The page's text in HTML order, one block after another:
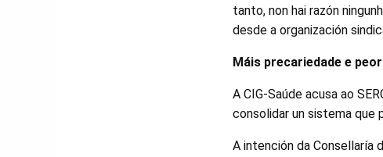
tanto, non hai razón
desde a organización
Máis precariedade e
A CIG-Saúde acusa ao
consolidar un sistema que
A intención da Consellaría